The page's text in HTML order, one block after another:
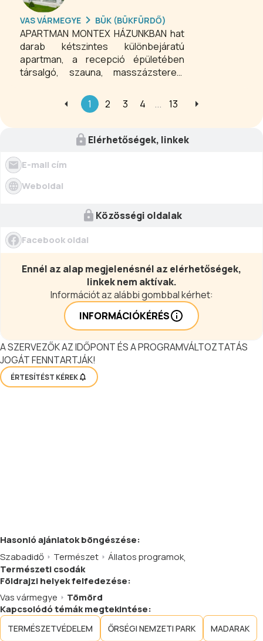
VAS VÁRMEGYE BÜK (BÜKFÜRDŐ)
APARTMAN MONTEX HÁZUNKBAN hat
darab kétszintes különbejáratú
apartman, a recepció épületében
társalgó, szauna, masszázsterem
grillezési lehetőség, kivilágítható
teniszpálya áll vendégeink
szaunahasználat a szobaárban
1 2 3 4 ... 13
Elérhetőségek, linkek
E-mail cím
Weboldal
Közösségi oldalak
Facebook oldal
Ennél az alap megjelenésnél az elérhetőségek,
linkek nem aktívak.
Információt az alábbi gombbal kérhet:
INFORMÁCIÓKÉRÉS
A SZERVEZŐK AZ IDŐPONT ÉS A PROGRAMVÁLTOZTATÁS
JOGÁT FENNTARTJÁK!
ÉRTESÍTÉST KÉREK
Hasonlóajánlatokböngészése:
Szabadidő
Természet Állatos programok,
Természeti csodák
Földrajzi helyek felfedezése:
Vas vármegye
Tömörd
Kapcsolódó témák megtekintése:
TERMÉSZETVÉDELEM ŐRSÉGI NEMZETI PARK MADARAK